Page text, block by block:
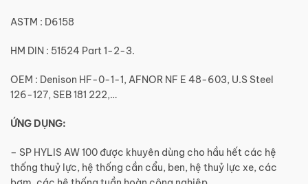
ASTM : D6158
HM DIN : 51524 Part 1-2-3.
OEM : Denison HF-0-1-1, AFNOR NF E 48-603, U.S Steel
126-127, SEB 181 222,…
ỨNG DỤNG:
– SP HYLIS AW 100 được khuyên dùng cho hầu hết các hệ
thống thuỷ lực, hệ thống cần cẩu, ben, hệ thuỷ lực xe, các